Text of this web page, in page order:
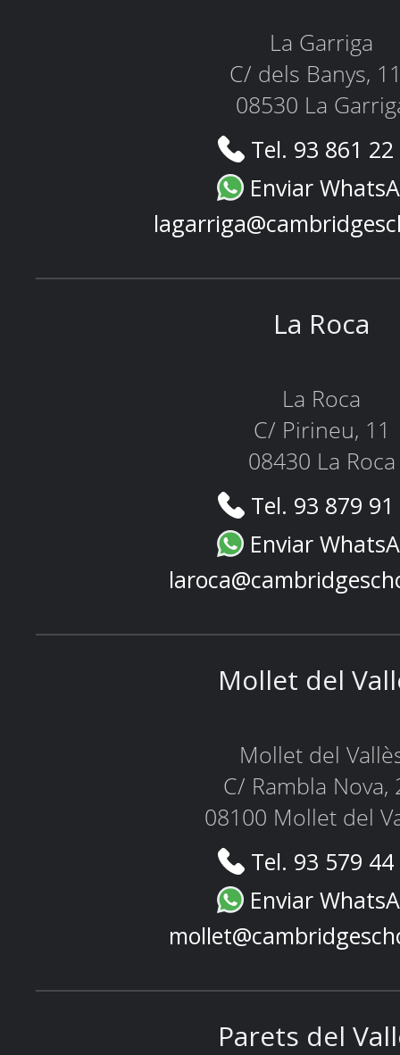
La Garriga
C/ dels Banys,
08530 La
Tel. 93 861
Enviar
La Roca
La Roca
C/ Pirineu, 11
08430 La Roca
Tel. 93 879
Enviar
Mollet del
Mollet del
C/ Rambla Nova,
08100 Mollet del
Tel. 93 579
Enviar
Parets del